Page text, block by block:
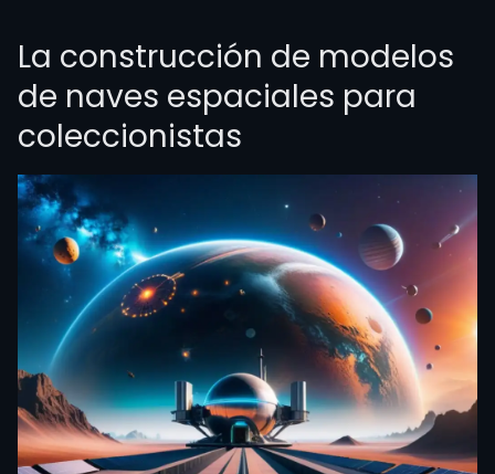
La construcción de modelos
de naves espaciales para
coleccionistas